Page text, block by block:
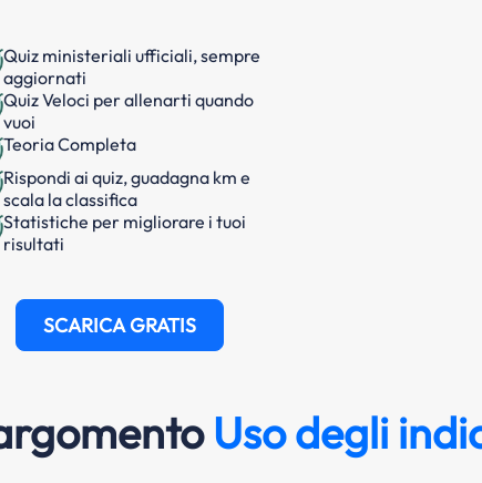
Quiz ministeriali ufficiali, sempre
aggiornati
Quiz Veloci per allenarti quando
vuoi
Teoria Completa
Rispondi ai quiz, guadagna km e
scala la classifica
Statistiche per migliorare i tuoi
risultati
SCARICA GRATIS
Uso degli